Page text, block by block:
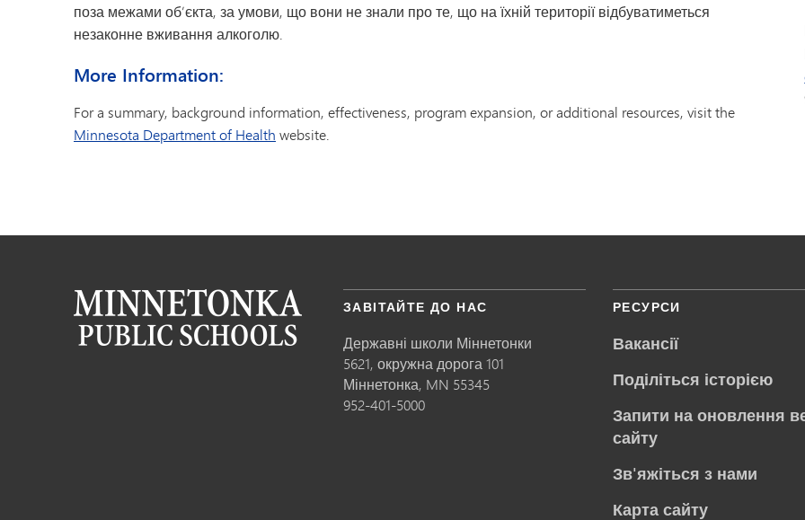
поза межами об’єкта, за умови, що вони не знали про те, що на їхній території відбуватиметься
незаконне вживання алкоголю.
More Information:
For a summary, background information, effectiveness, program expansion, or additional resources, visit the
Minnesota Department of Health website.
ЗАВІТАЙТЕ ДО НАС
Державні школи Міннетонки
5621, окружна дорога 101
Міннетонка, MN 55345
952-401-5000
РЕСУРСИ
Вакансії
Поділіться історією
Запити на оновлення
сайту
Зв'яжіться з нами
Карта сайту